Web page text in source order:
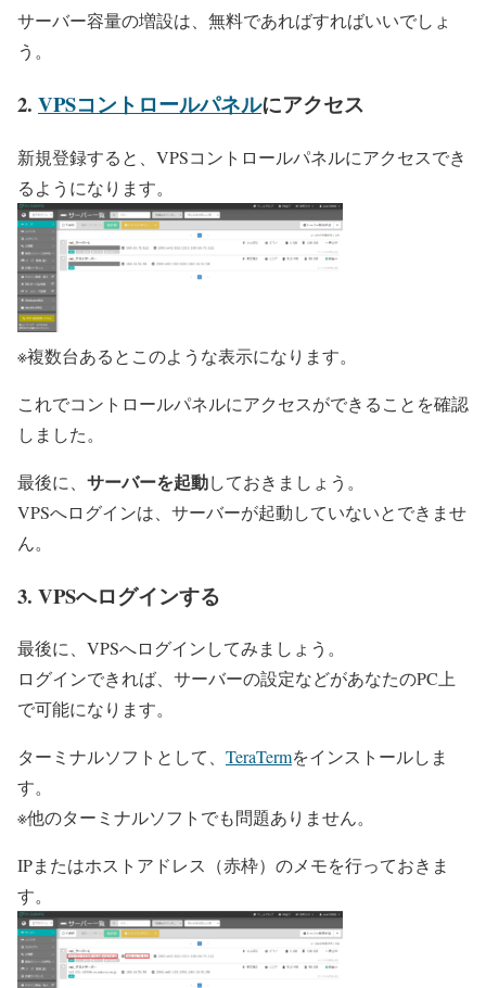
サーバー容量の増設は、無料であればすればいいでしょ
う。
2. VPSコントロールパネルにアクセス
新規登録すると、VPSコントロールパネルにアクセスでき
るようになります。
※複数台あるとこのような表示になります。
これでコントロールパネルにアクセスができることを確認
しました。
最後に、 サーバーを起動しておきましょう。
VPSへログインは、サーバーが起動していないとできませ
ん。
3. VPSへログインする
最後に、VPSへログインしてみましょう。
ログインできれば、サーバーの設定などがあなたのPC上
で可能になります。
ターミナルソフトとして、 TeraTermをインストールしま
す。
※他のターミナルソフトでも問題ありません。
IPまたはホストアドレス（赤枠）のメモを行っておきま
す。